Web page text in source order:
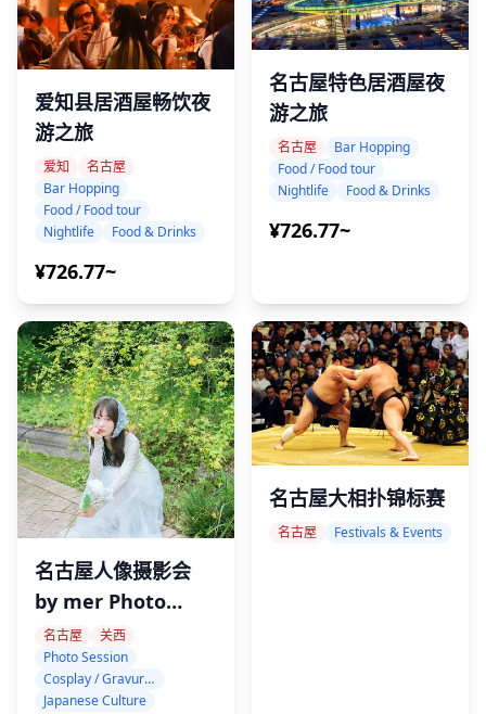
爱知县居酒屋畅饮夜
游之旅
爱知
名古屋
Bar Hopping
Food / Food tour
Nightlife
Food & Drinks
¥726.77~
名古屋特色居酒屋夜
游之旅
名古屋
Bar Hopping
Food / Food tour
Nightlife
Food & Drinks
¥726.77~
名古屋人像摄影会
by mer Photo
Session
名古屋
关西
Photo Session
Cosplay / Gravure / Portrait
Japanese Culture
名古屋大相扑锦标赛
名古屋 Festivals & Events